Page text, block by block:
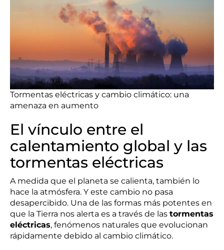
Tormentas eléctricas y cambio climático: una
amenaza en aumento
El vínculo entre el
calentamiento global y las
tormentas eléctricas
A medida que el planeta se calienta, también lo
hace la atmósfera. Y este cambio no pasa
desapercibido. Una de las formas más potentes en
que la Tierra nos alerta es a través de las tormentas
eléctricas, fenómenos naturales que evolucionan
rápidamente debido al cambio climático.